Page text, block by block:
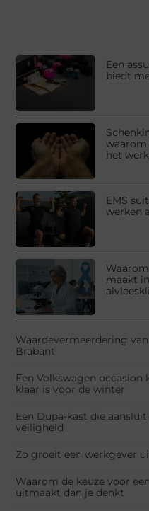
Een
biedt
waarom
het
EMS
werken
maakt
Waardevermeerdering
Brabant
Een Volkswagen
klaar is voor de winter
Een Dupa-kast die
veiligheid
Zo groeit een werkgever
Waarom de keuze voor
uitmaakt dan je denkt